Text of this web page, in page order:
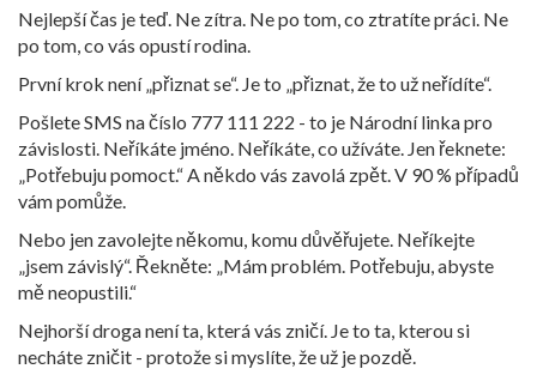
Nejlepší čas je teď. Ne zítra. Ne po tom, co ztratíte práci. Ne
po tom, co vás opustí rodina.
První krok není „přiznat se“. Je to „přiznat, že to už neřídíte“.
Pošlete SMS na číslo 777 111 222 - to je Národní linka pro
závislosti. Neříkáte jméno. Neříkáte, co užíváte. Jen řeknete:
„Potřebuju pomoct.“ A někdo vás zavolá zpět. V 90 % případů
vám pomůže.
Nebo jen zavolejte někomu, komu důvěřujete. Neříkejte
„jsem závislý“. Řekněte: „Mám problém. Potřebuju, abyste
mě neopustili.“
Nejhorší droga není ta, která vás zničí. Je to ta, kterou si
necháte zničit - protože si myslíte, že už je pozdě.